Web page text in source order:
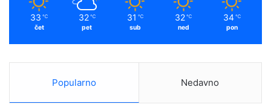
33 ℃
čet
32 ℃
pet
31 ℃
sub
32 ℃
ned
34 ℃
pon
Popularno Nedavno